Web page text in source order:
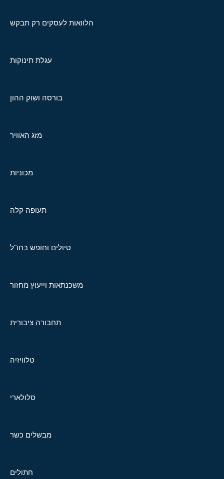
הלוואות לעסקים רק תבקש
עגלת תינוקות
בורסה ושוק ההון
מזג האוויר
מכוניות
תעופה קלה
טיולים וחופש בחו"ל
משכנתאות וייעוץ מחזור
תחבורה ציבורית
טלוויזיה
סלולארי
מבשלים כשר
חתולים